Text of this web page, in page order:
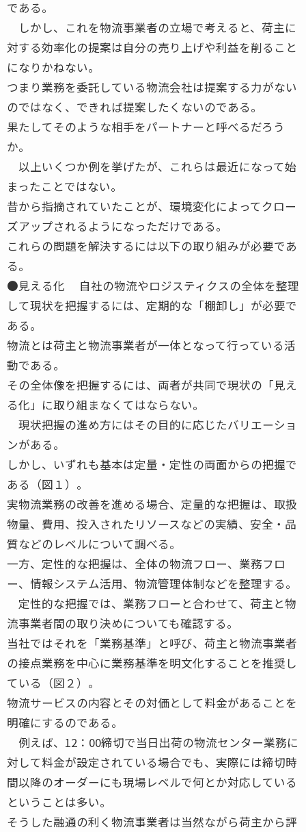
である。
しかし、これを物流事業者の立場で考えると、荷主に
対する効率化の提案は自分の売り上げや利益を削ること
になりかねない。
つまり業務を委託している物流会社は提案する力がない
のではなく、できれば提案したくないのである。
果たしてそのような相手をパートナーと呼べるだろう
か。
以上いくつか例を挙げたが、これらは最近になって始
まったことではない。
昔から指摘されていたことが、環境変化によってクロー
ズアップされるようになっただけである。
これらの問題を解決するには以下の取り組みが必要であ
る。
●見える化 自社の物流やロジスティクスの全体を整理
して現状を把握するには、定期的な「棚卸し」が必要で
ある。
物流とは荷主と物流事業者が一体となって行っている活
動である。
その全体像を把握するには、両者が共同で現状の「見え
る化」に取り組まなくてはならない。
現状把握の進め方にはその目的に応じたバリエーショ
ンがある。
しかし、いずれも基本は定量・定性の両面からの把握で
ある（図１）。
実物流業務の改善を進める場合、定量的な把握は、取扱
物量、費用、投入されたリソースなどの実績、安全・品
質などのレベルについて調べる。
一方、定性的な把握は、全体の物流フロー、業務フロ
ー、情報システム活用、物流管理体制などを整理する。
定性的な把握では、業務フローと合わせて、荷主と物
流事業者間の取り決めについても確認する。
当社ではそれを「業務基準」と呼び、荷主と物流事業者
の接点業務を中心に業務基準を明文化することを推奨し
ている（図２）。
物流サービスの内容とその対価として料金があることを
明確にするのである。
例えば、12：00締切で当日出荷の物流センター業務に
対して料金が設定されている場合でも、実際には締切時
間以降のオーダーにも現場レベルで何とか対応している
ということは多い。
そうした融通の利く物流事業者は当然ながら荷主から評